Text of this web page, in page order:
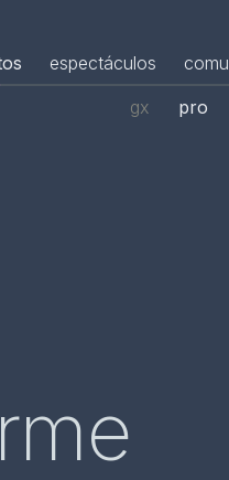
espectáculos
gx pro